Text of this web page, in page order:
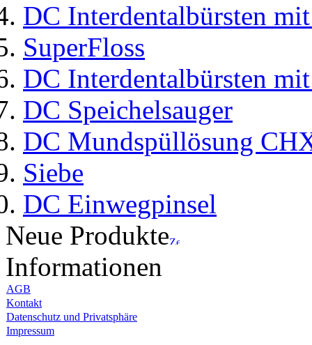
DC Interdentalbürsten
SuperFloss
DC Interdentalbürsten
DC Speichelsauger
DC Mundspüllösung
Siebe
DC Einwegpinsel
Neue Produkte
Informationen
AGB
Kontakt
Datenschutz und Privatsphäre
Impressum